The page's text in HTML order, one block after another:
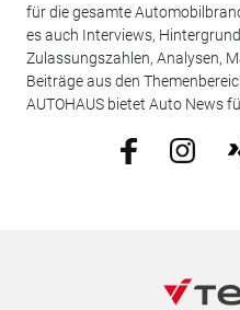
für die gesamte
es auch Interviews,
Zulassungszahlen, Analysen,
Beiträge aus den
AUTOHAUS bietet Auto News